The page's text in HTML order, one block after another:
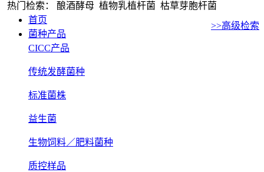
热门检索： 酿酒酵母 植物乳植杆菌 枯草芽胞杆菌
>>高级检索
首页
菌种产品
CICC产品
传统发酵菌种
标准菌株
益生菌
生物饲料／肥料菌种
质控样品